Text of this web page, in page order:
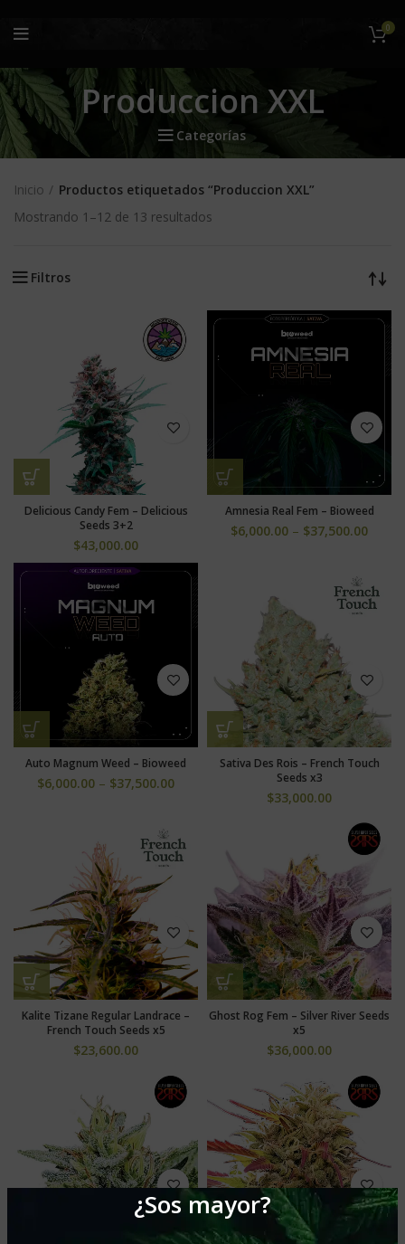
¿Sos mayor?
0
Produccion XXL
Categorías
Inicio
Productos etiquetados “Produccion XXL”
Mostrando 1–12 de 13 resultados
Filtros
Delicious Candy Fem – Delicious
Seeds 3+2
$43,000.00
Amnesia Real Fem – Bioweed
$6,000.00 – $37,500.00
Auto Magnum Weed – Bioweed
$6,000.00 – $37,500.00
Sativa Des Rois – French Touch
Seeds x3
$33,000.00
Kalite Tizane Regular Landrace –
French Touch Seeds x5
$23,600.00
Ghost Rog Fem – Silver River Seeds
x5
$36,000.00